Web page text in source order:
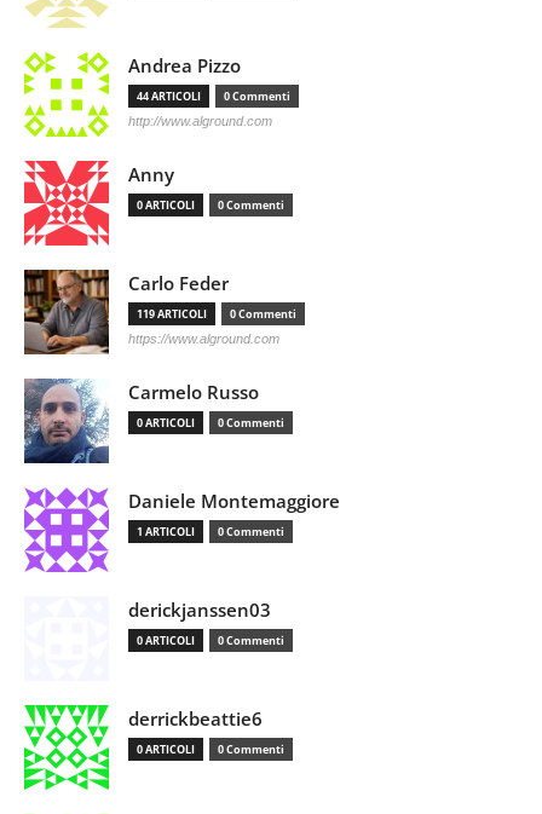
Andrea Pizzo
44 ARTICOLI 0 Commenti
http://www.alground.com
Anny
0 ARTICOLI 0 Commenti
Carlo Feder
119 ARTICOLI 0 Commenti
https://www.alground.com
Carmelo Russo
0 ARTICOLI 0 Commenti
Daniele Montemaggiore
1 ARTICOLI 0 Commenti
derickjanssen03
0 ARTICOLI 0 Commenti
derrickbeattie6
0 ARTICOLI 0 Commenti